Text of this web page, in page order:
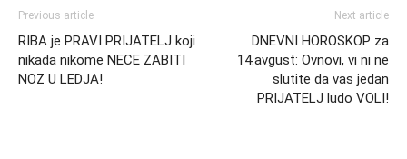
Previous article
RIBA je PRAVI PRIJATELJ koji
nikada nikome NECE ZABITI
NOZ U LEDJA!
Next article
DNEVNI HOROSKOP za
14.avgust: Ovnovi, vi ni ne
slutite da vas jedan
PRIJATELJ ludo VOLI!